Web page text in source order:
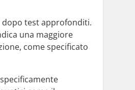
dopo test approfonditi.
una maggiore
come specificato